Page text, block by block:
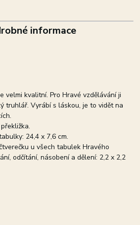
informace
velmi kvalitní. Pro Hravé vzdělávání ji
truhlář. Vyrábí s láskou, je to vidět na
24,4 x 7,6 cm.
u všech tabulek Hravého
odčítání, násobení a dělení: 2,2 x 2,2